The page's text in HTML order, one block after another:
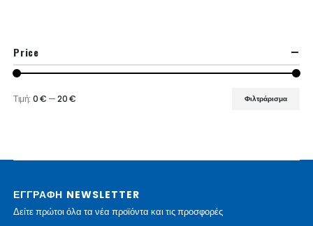
Price
Ελάχιστη
Μέγιστη
Φιλτράρισμα
Τιμή: 0 € —20 €
ΕΓΓΡΑΦΗ NEWSLETTER
Δείτε πρώτοι όλα τα νέα προϊόντα και τις προσφορές